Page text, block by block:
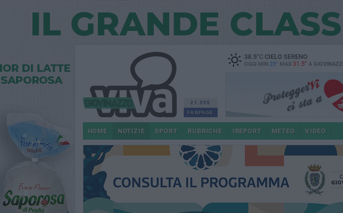
21.595
FANPAGE
38.5°CCIELO SERENO
OGGI MIN 23° MAX 31.5° A
HOME NOTIZIE SPORT RUBRICHE IREPORT METEO VIDEO